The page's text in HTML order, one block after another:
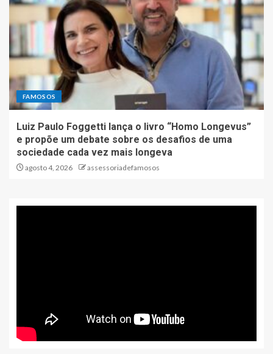
FAMOSOS
Luiz Paulo Foggetti lança o livro “Homo Longevus”
e propõe um debate sobre os desafios de uma
sociedade cada vez mais longeva
agosto 4, 2026 assessoriadefamosos